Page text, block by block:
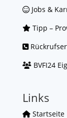
Jobs &
Tipp –
BVFI24
Links
Startseite